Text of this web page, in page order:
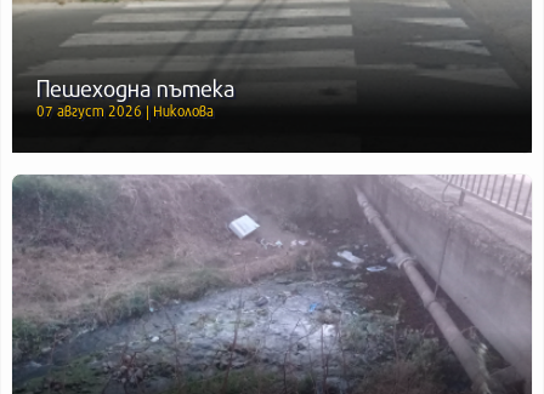
Пешеходна пътека
07 август 2026 | Николова